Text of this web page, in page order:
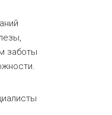
заботы